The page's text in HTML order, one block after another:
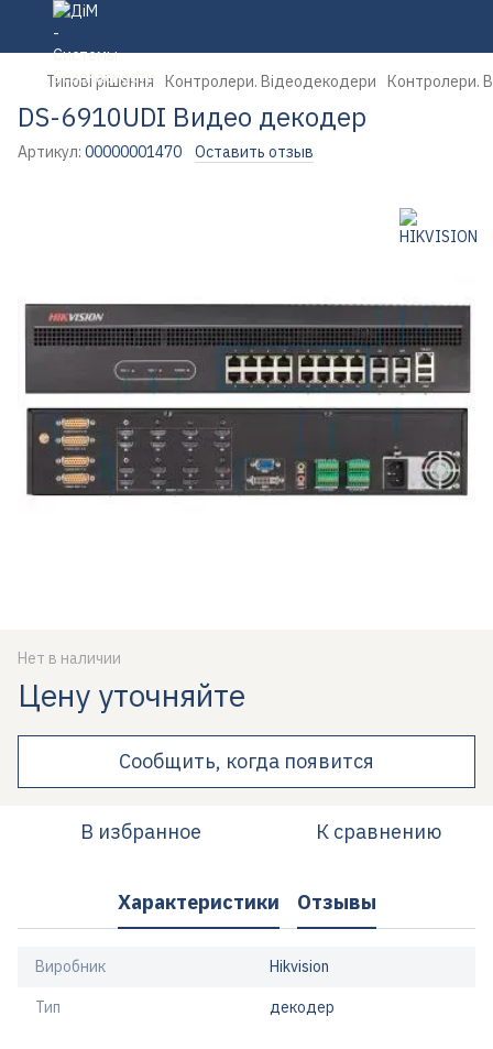
Типові рішення Контролери. Відеодекодери Контролери.
DS-6910UDI Видео декодер
Артикул: 00000001470 Оставить отзыв
Нет в наличии
Цену уточняйте
Сообщить, когда появится
В избранное К сравнению
Характеристики Отзывы
Виробник Hikvision
Тип декодер